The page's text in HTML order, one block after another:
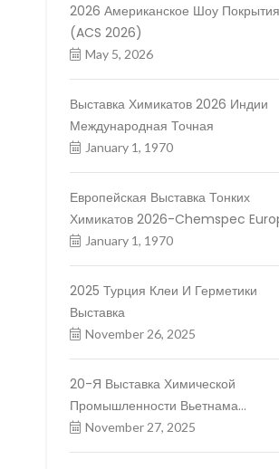
2026 Американское Шоу Покрытия
(ACS 2026)
May 5, 2026
Выставка Химикатов 2026 Индии
Международная Точная
January 1, 1970
Европейская Выставка Тонких
Химикатов 2026-Chemspec
January 1, 1970
2025 Турция Клеи И Герметики
Выставка
November 26, 2025
20-Я Выставка Химической
Промышленности Вьетнама
Международная И 22-Я Выставка
Химической Промышленности
November 27, 2025